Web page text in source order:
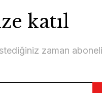
katıl
zaman